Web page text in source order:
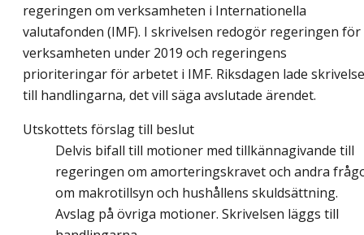
regeringen om verksamheten i Internationella
valutafonden (IMF). I skrivelsen redogör regeringen för
verksamheten under 2019 och regeringens
prioriteringar för arbetet i IMF. Riksdagen lade
till handlingarna, det vill säga avslutade ärendet.
Utskottets förslag till beslut
Delvis bifall till motioner med tillkännagivande till
regeringen om amorteringskravet och andra
om makrotillsyn och hushållens skuldsättning.
Avslag på övriga motioner. Skrivelsen läggs till